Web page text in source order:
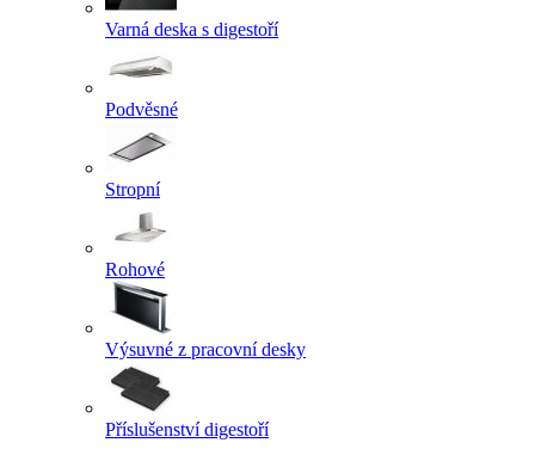
Varná deska s digestoří
Podvěsné
Stropní
Rohové
Výsuvné z pracovní desky
Příslušenství digestoří